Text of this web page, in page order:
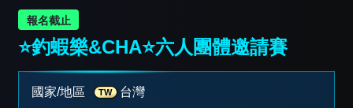
報名截止
⭐️釣蝦樂&CHA⭐️六人團體邀請賽
國家/地區 TW 台灣